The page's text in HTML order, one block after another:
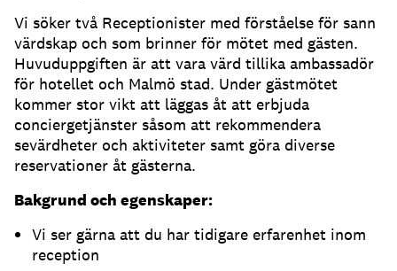
Vi söker två Receptionister med förståelse för sann
värdskap och som brinner för mötet med gästen.
Huvuduppgiften är att vara värd tillika ambassadör
för hotellet och Malmö stad. Under gästmötet
kommer stor vikt att läggas åt att erbjuda
conciergetjänster såsom att rekommendera
sevärdheter och aktiviteter samt göra diverse
reservationer åt gästerna.
Bakgrund och egenskaper:
Vi ser gärna att du har tidigare erfarenhet inom
reception